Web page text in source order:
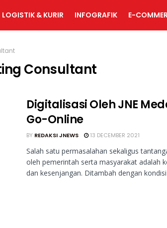
LOGISTIK & KURIR INFOGRAFIK E-
Consultant
Digitalisasi Oleh JNE
Go-Online
BY REDAKSI JNEWS 13 DECEMBER 2021
Salah satu permasalahan sekaligus
oleh pemerintah serta masyarakat adalah
dan kesenjangan. Ditambah dengan kondisi